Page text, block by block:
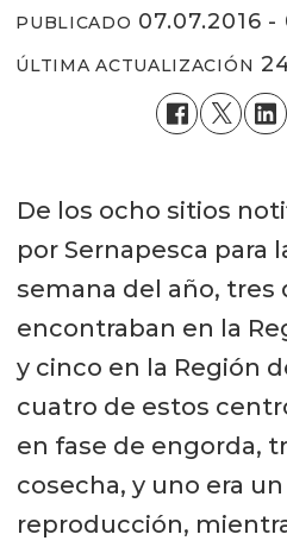
PUBLICADO 07.07.2016 -
ÚLTIMA ACTUALIZACIÓN
De los ocho sitios
por Sernapesca para
semana del año, tres
encontraban en la
y cinco en la Región
cuatro de estos
en fase de engorda,
cosecha, y uno era
reproducción,